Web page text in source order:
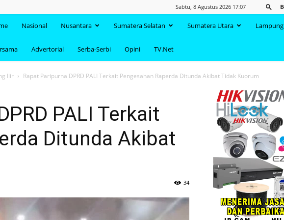
Sabtu, 8 Agustus 2026 17:07
Nasional Nusantara Sumatera Selatan Sumatera Utara Lampung
Advertorial Serba-Serbi Opini TV.Net
Ilir Rapat Paripurna DPRD PALI Terkait Pengesahan Raperda Ditunda Akibat Tidak Kuorum
PALI Terkait
Ditunda Akibat
34